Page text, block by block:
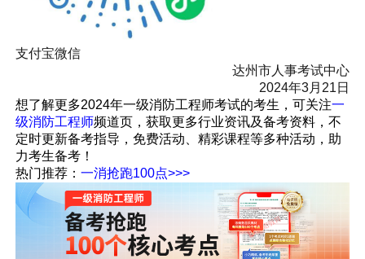
支付宝微信
达州市人事考试中心
2024年3月21日
想了解更多2024年一级消防工程师考试的考生，可关注一
级消防工程师频道页，获取更多行业资讯及备考资料，不
定时更新备考指导，免费活动、精彩课程等多种活动，助
力考生备考！
热门推荐：一消抢跑100点>>>